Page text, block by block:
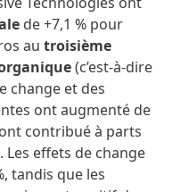
de +7,1 % pour
au troisième
(c’est-à-dire
change et des
ont augmenté de
contribué à parts
effets de change
tandis que les